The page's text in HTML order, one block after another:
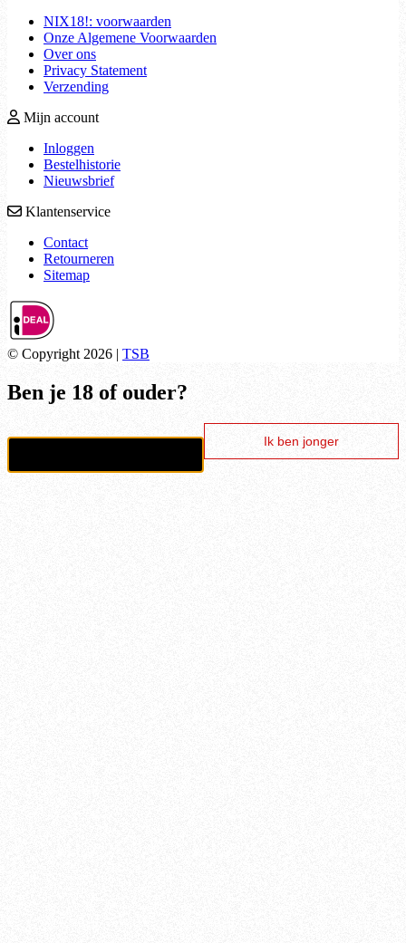
NIX18!: voorwaarden
Onze Algemene Voorwaarden
Over ons
Privacy Statement
Verzending
Mijn account
Inloggen
Bestelhistorie
Nieuwsbrief
Klantenservice
Contact
Retourneren
Sitemap
© Copyright 2026 | TSB
Ben je 18 of ouder?
Ik ben jonger